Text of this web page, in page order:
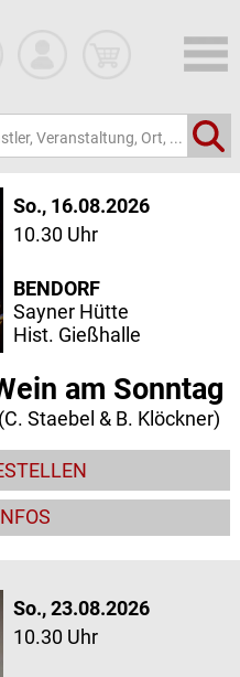
So., 16.08.2026
10.30 Uhr
am Sonntag
Staebel & B. Klöckner)
BENDORF
Sayner Hütte
Hist. Gießhalle
So., 23.08.2026
10.30 Uhr